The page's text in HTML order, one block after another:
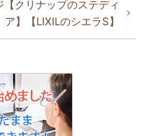
クリナップのステディ
ア】【LIXILのシエラS】